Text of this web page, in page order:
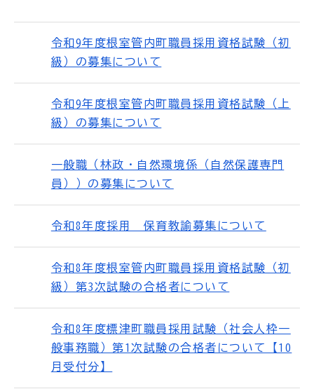
令和9年度根室管内町職員採用資格試験（初
級）の募集について
令和9年度根室管内町職員採用資格試験（上
級）の募集について
一般職（林政・自然環境係（自然保護専門
員））の募集について
令和8年度採用 保育教諭募集について
令和8年度根室管内町職員採用資格試験（初
級）第3次試験の合格者について
令和8年度標津町職員採用試験（社会人枠一
般事務職）第1次試験の合格者について【10
月受付分】